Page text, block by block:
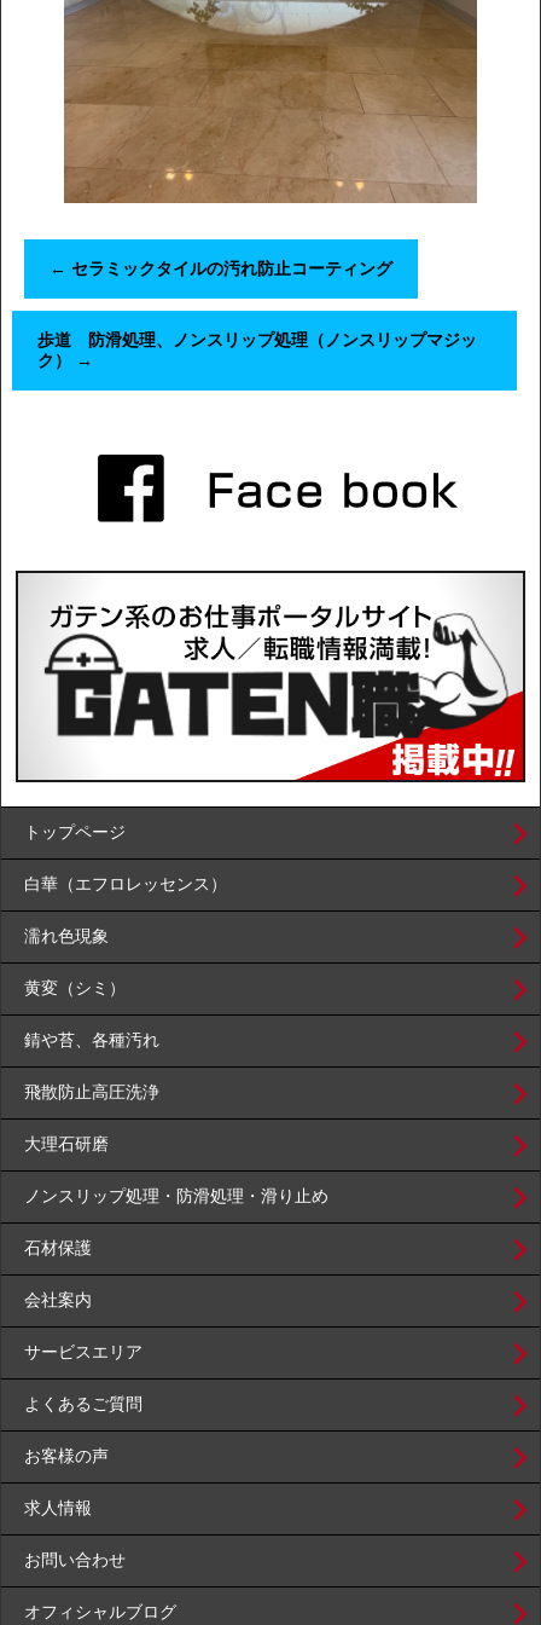
← セラミックタイルの汚れ防止コーティング
歩道 防滑処理、ノンスリップ処理（ノンスリップマジッ
ク）
→
トップページ
白華（エフロレッセンス）
濡れ色現象
黄変（シミ）
錆や苔、各種汚れ
飛散防止高圧洗浄
大理石研磨
ノンスリップ処理・防滑処理・滑り止め
石材保護
会社案内
サービスエリア
よくあるご質問
お客様の声
求人情報
お問い合わせ
オフィシャルブログ